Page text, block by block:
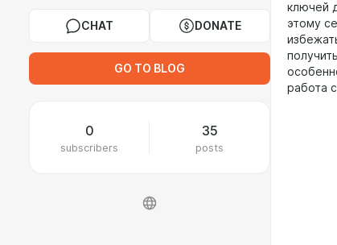
CHAT DONATE
GO TO BLOG
0
subscribers
35
posts
ключей
этому
работа